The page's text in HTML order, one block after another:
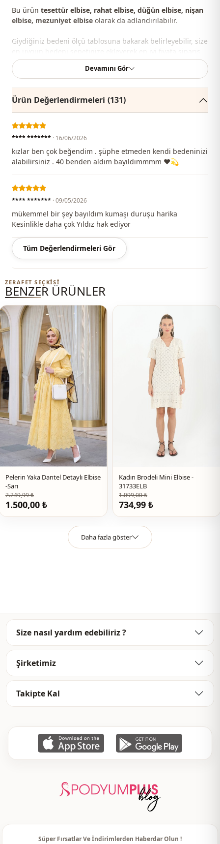
Bu ürün tesettür elbise, rahat elbise, düğün elbise, nişan
elbise, mezuniyet elbise olarak da adlandırılabilir.
Giydiğiniz bedeni ölçü tablosuna bakarak belirleyebilir, size
en uygun bedeni sepetinize ekleyerek en iyi fiyata sipariş
edebilirsiniz.
Ürün slim fit kesime sahiptir ve vücuda oturur; daha
rahat bir kullanım isteyenler için bir beden büyük tercih
Not:Ürünün renginde konsept çekimlerinden dolayı ton
farklılığı olabilir.
Yıkama: 30 derecede yıkayınız.
%90 Polyester , %10 Pamuk
Yaka Hakim yaka
Mevsi̇m Mevsimlik
Kumaş Krep
Kumaş Pamuk
Kumaş
Kategori̇ Elbise
Si̇luet / form Düz kesim
Uzunluk Maxi
Klasik
Dokuma ti̇pi̇
Kalinlik
Kalip Slim fit
Kol detay İspanyol kol
Kemerli
Detay Kemerli
Kullanim
Kullanim Davet
Devamını Gör
Ürün Değerlendirmeleri (131)
**** ******* · 16/06/2026
kızlar ben çok beğendim . şüphe etmeden kendi bedeninizi
alabilirsiniz . 40 benden aldım bayıldımmmm ❤️💫
**** ******* · 09/05/2026
mükemmel bir şey bayıldım kumaşı duruşu harika
Kesinlikle daha çok Yıldız hak ediyor
Tüm Değerlendirmeleri Gör
ZERAFET SEÇKISI
BENZER ÜRÜNLER
Pelerin Yaka Dantel Detaylı Elbise
-Sarı
2.249,99 ₺
1.500,00 ₺
Kadın Brodeli Mini Elbise -
31733ELB
1.099,00 ₺
734,99 ₺
Daha fazla göster
Size nasıl yardım edebiliriz ?
Şirketimiz
Takipte Kal
Süper Fırsatlar Ve İndirimlerden Haberdar Olun !